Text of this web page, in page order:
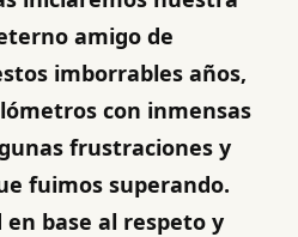
amigo de
imborrables años,
con inmensas
frustraciones y
fuimos superando.
base al respeto y